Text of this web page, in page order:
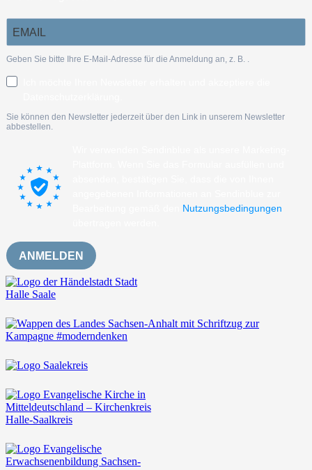
Geben Sie bitte Ihre E-Mail-Adresse für die Anmeldung an, z. B. .
Sie können den Newsletter jederzeit über den Link in unserem Newsletter
abbestellen.
Nutzungsbedingungen
ANMELDEN